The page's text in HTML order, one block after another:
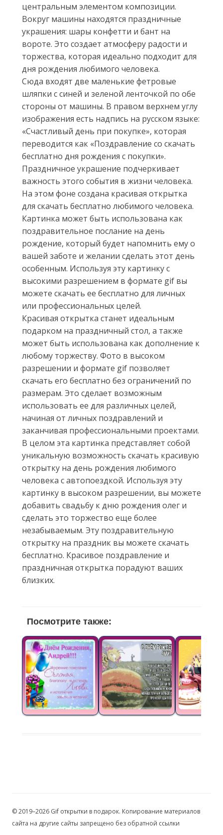
центральным элементом композиции.
Вокруг машины находятся праздничные
украшения: шары конфетти и бант на
вороте. Это создает атмосферу радости и
торжества, которая идеально подходит для
дня рождения любимого человека.
Сюда входят две маленькие фетровые
шляпки с синей и зеленой ленточкой по обе
стороны от машины. В правом верхнем углу
изображения есть надпись на русском языке:
«Счастливый день при покупке», которая
переводится как «Поздравление со скачать
бесплатно дня рождения с покупки».
Праздничное украшение подчеркивает
важность этого события в жизни человека.
На этом фоне создана красивая открытка
для скачать бесплатно любимого человека.
Картинка может быть использована как
поздравительное послание на день
рождение, который будет напомнить ему о
вашей заботе и желании сделать этот день
особенным. Используя эту картинку с
высокими разрешением в формате gif вы
можете скачать ее бесплатно для личных
или профессиональных целей.
Красивая открытка станет идеальным
подарком на праздничный стол, а также
может быть использована как дополнение к
любому торжеству. Фото в высоком
разрешении и формате gif позволяет
скачать его бесплатно без ограничений по
размерам. Это сделает возможным
использовать ее для различных целей,
начиная от личных поздравлений и
заканчивая профессиональными проектами.
В целом эта картинка представляет собой
уникальную возможность скачать красивую
открытку на день рождения любимого
человека с автопоездкой. Используя эту
картинку в высоком разрешении, вы можете
добавить свадьбу к дню рождения олег и
сделать это торжество еще более
незабываемым. Эту поздравительную
открытку на праздник вы можете скачать
бесплатно. Красивое поздравление и
праздничная открытка порадуют ваших
близких.
Посмотрите также:
© 2019–2026 Gif открытки в подарок. Копирование материалов
сайта на другие сайты запрещено без обратной ссылки